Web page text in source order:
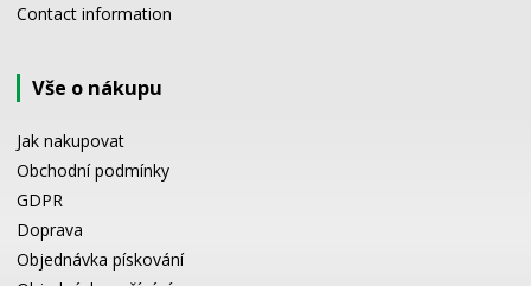
Contact information
Vše o nákupu
Jak nakupovat
Obchodní podmínky
GDPR
Doprava
Objednávka pískování